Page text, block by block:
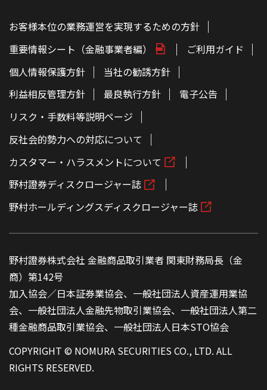
お客様本位の業務運営を実現するための方針
重要情報シート（金融事業者編）
ご利用ガイド
個人情報保護方針
当社の勧誘方針
利益相反管理方針
最良執行方針
電子公告
リスク・手数料等説明ページ
反社会的勢力への対応について
カスタマー・ハラスメントについて
野村證券ディスクロージャー誌
野村ホールディングスディスクロージャー誌
野村證券株式会社 金融商品取引業者 関東財務局長（金
商）第142号
加入協会／日本証券業協会、一般社団法人資産運用業協
会、一般社団法人金融先物取引業協会、一般社団法人第二
種金融商品取引業協会、一般社団法人日本STO協会
COPYRIGHT © NOMURA SECURITIES CO., LTD. ALL
RIGHTS RESERVED.